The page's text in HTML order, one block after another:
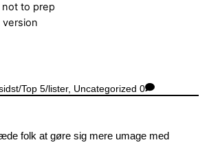
to prep
version
Top 5/lister, Uncategorized 0
folk at gøre sig mere umage med